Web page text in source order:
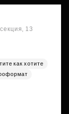
13
как хотите